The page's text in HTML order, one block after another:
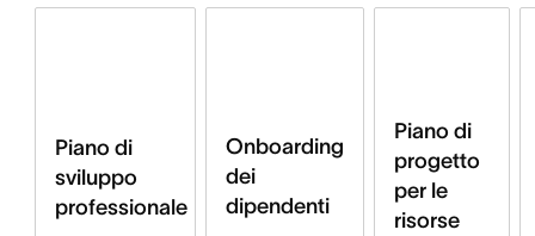
Piano di
sviluppo
professionale
Onboarding
dei
dipendenti
Piano di
progetto
per le
risorse